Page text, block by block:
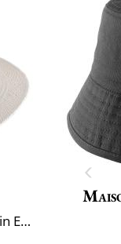
Cappello Panama intrecciata a mano in Ecuador